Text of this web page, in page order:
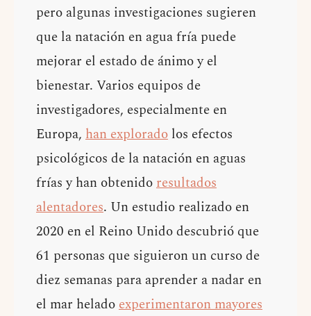
pero algunas investigaciones sugieren
que la natación en agua fría puede
mejorar el estado de ánimo y el
bienestar. Varios equipos de
investigadores, especialmente en
Europa, han explorado los efectos
psicológicos de la natación en aguas
frías y han obtenidoresultados
alentadores. Un estudio realizado en
2020 en el Reino Unido descubrió que
61 personas que siguieron un curso de
diez semanas para aprender a nadar en
el mar heladoexperimentaron mayores